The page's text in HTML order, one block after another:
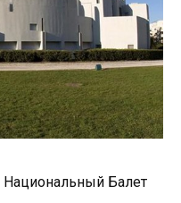
Национальный Балет